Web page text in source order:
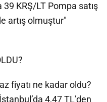
KRŞ/LT Pompa satış
artış olmuştur"
fiyatı ne kadar oldu?
4,47 TL’den